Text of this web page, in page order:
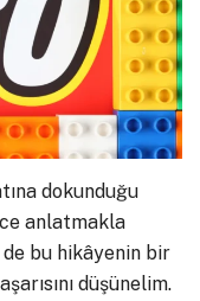
dokunduğu
anlatmakla
bu hikâyenin bir
düşünelim.